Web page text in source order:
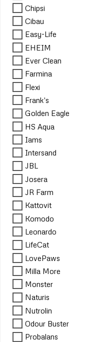
Chipsi
Cibau
Easy-Life
EHEIM
Ever Clean
Farmina
Flexi
Frank's
Golden Eagle
HS Aqua
Iams
Intersand
JBL
Josera
JR Farm
Kattovit
Komodo
Leonardo
LifeCat
LovePaws
Milla More
Monster
Naturis
Nutrolin
Odour Buster
Probalans